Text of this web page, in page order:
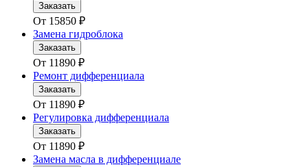
Заказать
От 15850 ₽
Замена гидроблока
Заказать
От 11890 ₽
Ремонт дифференциала
Заказать
От 11890 ₽
Регулировка дифференциала
Заказать
От 11890 ₽
Замена масла в дифференциале